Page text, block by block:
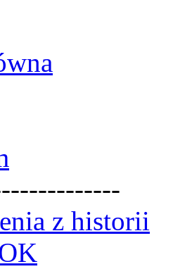
z historii